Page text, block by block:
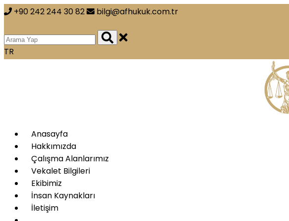
+90 242 244 30 82 bilgi@afhukuk.com.tr
TR
Anasayfa
Hakkımızda
Çalışma Alanlarımız
Vekalet Bilgileri
Ekibimiz
İnsan Kaynakları
İletişim